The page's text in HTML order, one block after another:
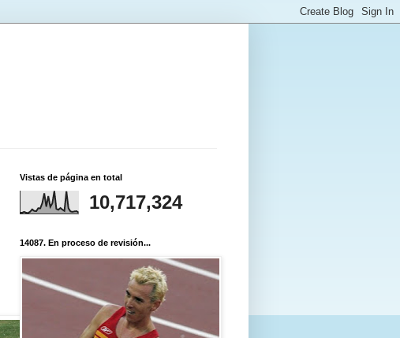
Vistas de página en total
10,717,324
14087. En proceso de revisión...